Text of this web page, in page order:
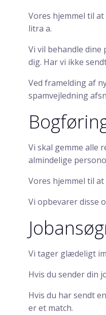
Vores hjemmel til
litra a.
Vi vil behandle
dig. Har vi ikke
Ved framelding af
spamvejledning
Vi skal gemme alle
almindelige
Vores hjemmel til
Vi opbevarer disse
Vi tager glædeligt
Hvis du sender din
Hvis du har sendt
er et match.